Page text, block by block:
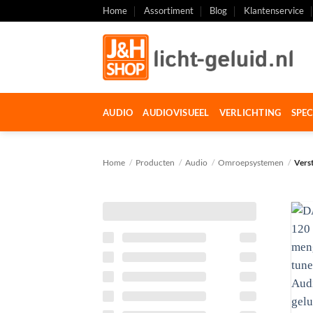
naar
Home Assortiment Blog Klantenservice
AUDIO AUDIOVISUEEL VERLICHTING
Home / Producten / Audio / Omroepsystemen /